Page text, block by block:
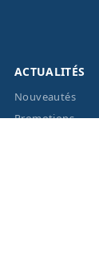
ACTUALITÉS
Nouveautés
Promotions